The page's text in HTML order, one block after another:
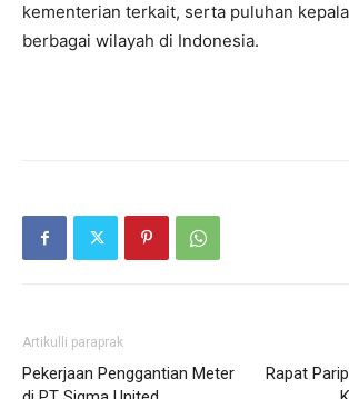
kementerian terkait, serta puluhan
berbagai wilayah di Indonesia.
Artikulli paraprak
Pekerjaan Penggantian Meter
Rapat